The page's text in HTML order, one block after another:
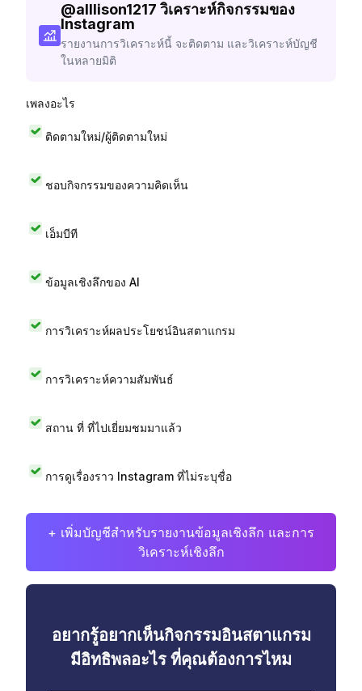
@alllison1217 วิเคราะห์กิจกรรมของ
Instagram
รายงานการวิเคราะห์นี้ จะติดตาม และวิเคราะห์บัญชี
ในหลายมิติ
เพลงอะไร
ติดตามใหม่/ผู้ติดตามใหม่
ชอบกิจกรรมของความคิดเห็น
เอ็มบีที
ข้อมูลเชิงลึกของ AI
การวิเคราะห์ผลประโยชน์อินสตาแกรม
การวิเคราะห์ความสัมพันธ์
สถาน ที่ ที่ไปเยี่ยมชมมาแล้ว
การดูเรื่องราว Instagram ที่ไม่ระบุชื่อ
+ เพิ่มบัญชีสำหรับรายงานข้อมูลเชิงลึก และการ
วิเคราะห์เชิงลึก
อยากรู้อยากเห็นกิจกรรมอินสตาแกรม
มีอิทธิพลอะไร ที่คุณต้องการไหม